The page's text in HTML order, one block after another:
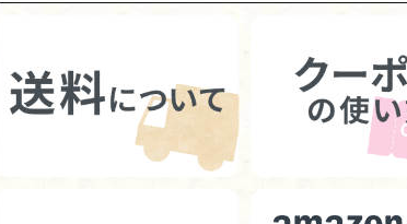
続きご愛顧いただけるよう精進して参り
020/04/14 10:39:40）